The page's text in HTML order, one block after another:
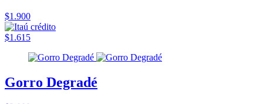
$1.900
$1.615
Gorro Degradé